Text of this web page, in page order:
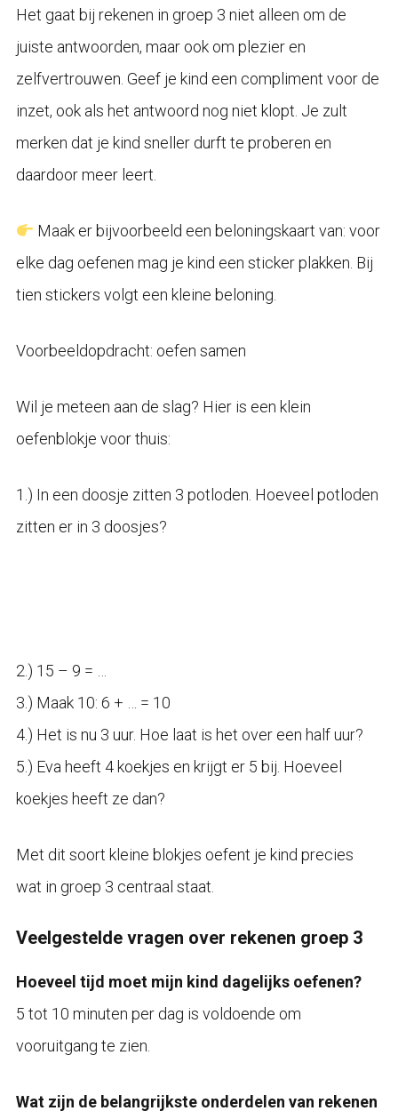
Het gaat bij rekenen in groep 3 niet alleen om de
juiste antwoorden, maar ook om plezier en
zelfvertrouwen. Geef je kind een compliment voor de
inzet, ook als het antwoord nog niet klopt. Je zult
merken dat je kind sneller durft te proberen en
daardoor meer leert.
Maak er bijvoorbeeld een beloningskaart van: voor
elke dag oefenen mag je kind een sticker plakken. Bij
tien stickers volgt een kleine beloning.
Voorbeeldopdracht: oefen samen
Wil je meteen aan de slag? Hier is een klein
oefenblokje voor thuis:
1.) In een doosje zitten 3 potloden. Hoeveel potloden
zitten er in 3 doosjes?
2.) 15 – 9 = …
3.) Maak 10: 6 + … = 10
4.) Het is nu 3 uur. Hoe laat is het over een half uur?
5.) Eva heeft 4 koekjes en krijgt er 5 bij. Hoeveel
koekjes heeft ze dan?
Met dit soort kleine blokjes oefent je kind precies
wat in groep 3 centraal staat.
Veelgestelde vragen over rekenen groep 3
Hoeveel tijd moet mijn kind dagelijks oefenen?
5 tot 10 minuten per dag is voldoende om
vooruitgang te zien.
Wat zijn de belangrijkste onderdelen van rekenen